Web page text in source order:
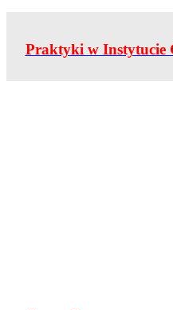
Praktyki w Instytucie